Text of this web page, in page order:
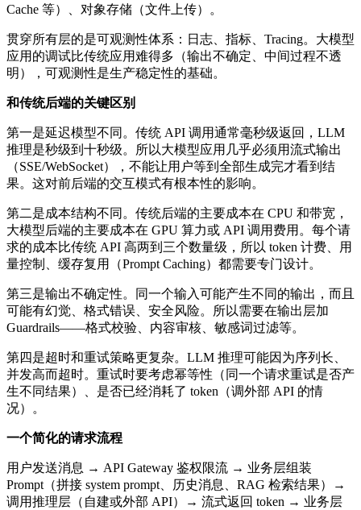
Cache 等）、对象存储（文件上传）。
贯穿所有层的是可观测性体系：日志、指标、Tracing。大模型
应用的调试比传统应用难得多（输出不确定、中间过程不透
明），可观测性是生产稳定性的基础。
和传统后端的关键区别
第一是延迟模型不同。传统 API 调用通常毫秒级返回，LLM
推理是秒级到十秒级。所以大模型应用几乎必须用流式输出
（SSE/WebSocket），不能让用户等到全部生成完才看到结
果。这对前后端的交互模式有根本性的影响。
第二是成本结构不同。传统后端的主要成本在 CPU 和带宽，
大模型后端的主要成本在 GPU 算力或 API 调用费用。每个请
求的成本比传统 API 高两到三个数量级，所以 token 计费、用
量控制、缓存复用（Prompt Caching）都需要专门设计。
第三是输出不确定性。同一个输入可能产生不同的输出，而且
可能有幻觉、格式错误、安全风险。所以需要在输出层加
Guardrails——格式校验、内容审核、敏感词过滤等。
第四是超时和重试策略更复杂。LLM 推理可能因为序列长、
并发高而超时。重试时要考虑幂等性（同一个请求重试是否产
生不同结果）、是否已经消耗了 token（调外部 API 的情
况）。
一个简化的请求流程
用户发送消息 → API Gateway 鉴权限流 → 业务层组装
Prompt（拼接 system prompt、历史消息、RAG 检索结果）→
调用推理层（自建或外部 API）→ 流式返回 token → 业务层